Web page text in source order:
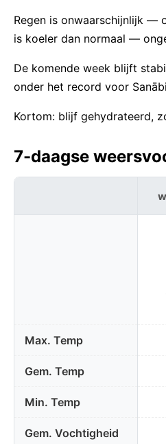
Regen is onwaarschijnlijk —
is koeler dan normaal —
De komende week blijft
onder het record voor
Kortom: blijf gehydrateerd,
7-daagse
Max. Temp
Gem. Temp
Min. Temp
Gem. Vochtigheid